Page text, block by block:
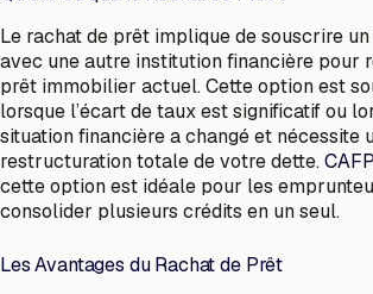
Le rachat de prêt implique de souscrire
avec une autre institution financière pour
prêt immobilier actuel. Cette option est
lorsque l’écart de taux est significatif ou
situation financière a changé et nécessite
restructuration totale de votre dette.
cette option est idéale pour les
consolider plusieurs crédits en un seul.
Les Avantages du Rachat de Prêt